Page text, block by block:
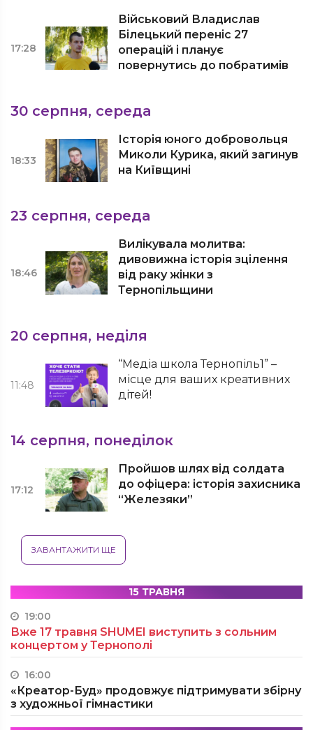
17:28
Військовий Владислав
Білецький переніс 27
операцій і планує
повернутись до побратимів
30 серпня, середа
18:33
Історія юного добровольця
Миколи Курика, який загинув
на Київщині
23 серпня, середа
18:46
Вилікувала молитва:
дивовижна історія зцілення
від раку жінки з
Тернопільщини
20 серпня, неділя
11:48
“Медіа школа Тернопіль1” –
місце для ваших креативних
дітей!
14 серпня, понеділок
17:12
Пройшов шлях від солдата
до офіцера: історія захисника
“Железяки”
ЗАВАНТАЖИТИ ЩЕ
15 ТРАВНЯ
19:00
Вже 17 травня SHUMEI виступить з сольним
концертом у Тернополі
16:00
«Креатор-Буд» продовжує підтримувати збірну
з художньої гімнастики